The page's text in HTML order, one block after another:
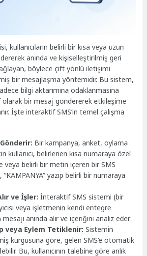
kullanıcıların belirli bir kısa veya uzun
anında ve kişiselleştirilmiş geri
böylece çift yönlü iletişimi
bir mesajlaşma yöntemidir. Bu sistem,
bilgi aktarımına odaklanmasına
olarak bir mesaj göndererek etkileşime
İşte interaktif SMS’in temel çalışma
Bir kampanya, anket, oylama
kullanıcı, belirlenen kısa numaraya özel
veya belirli bir metin içeren bir SMS
yazıp belirli bir numaraya
ve İşler: İnteraktif SMS sistemi (bir
veya işletmenin kendi entegre
anında alır ve içeriğini analiz eder.
veya Eylem Tetiklenir: Sistemin
kurgusuna göre, gelen SMS’e otomatik
Bu, kullanıcının talebine göre anlık